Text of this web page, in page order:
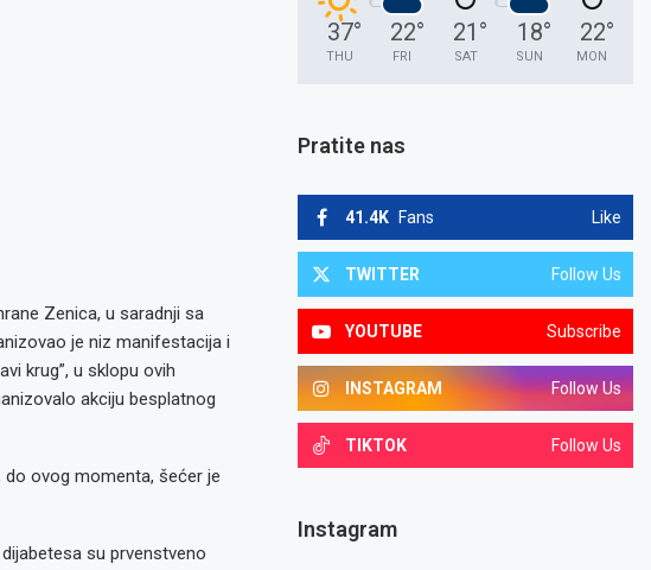
Zenica, u saradnji sa
je niz manifestacija i
krug”, u sklopu ovih
akciju besplatnog
do ovog momenta, šećer je
su prvenstveno
37°
THU
22°
FRI
21 °
SAT
18°
SUN
22°
MON
Pratite nas
41.4K Fans Like
TWITTER Follow Us
YOUTUBE Subscribe
INSTAGRAM Follow Us
TIKTOK Follow Us
Instagram